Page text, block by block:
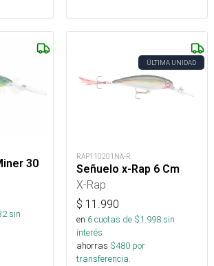
30
sin
ÚLTIMA UNIDAD
RAP110201NA-R
Señuelo x-Rap 6 Cm
X-Rap
$ 11.990
en 6cuotas de $1.998sin
interés
ahorras $480 por
transferencia.